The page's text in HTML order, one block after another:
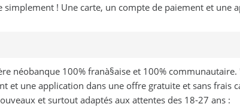
simplement ! Une carte, un compte de paiement et une
néobanque 100% franà§aise et 100% communautaire.
et une application dans une offre gratuite et sans frais
et surtout adaptés aux attentes des 18-27 ans :